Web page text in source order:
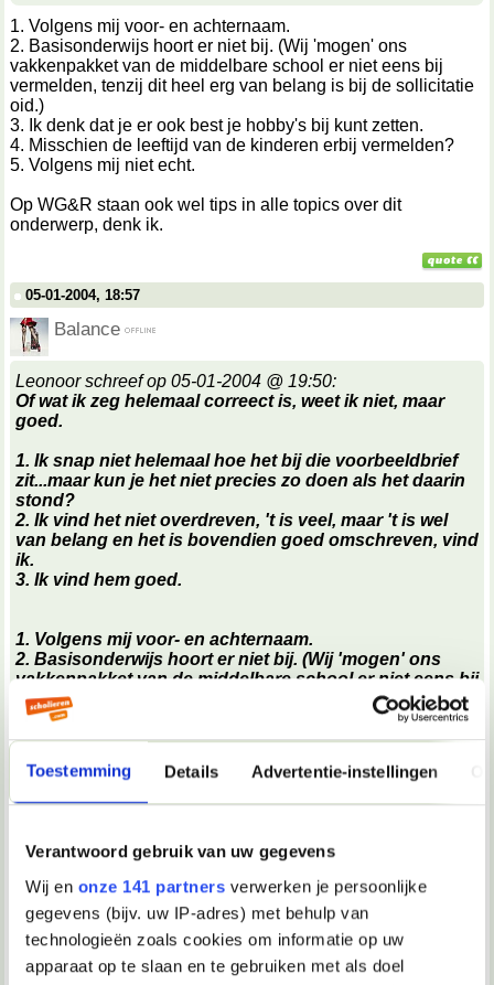
Toestemming Details Advertentie-instellingen
Verantwoord gebruik van uw gegevens
Wij en onze 141 partners verwerken je persoonlijke
gegevens (bijv. uw IP-adres) met behulp van
technologieën zoals cookies om informatie op uw
apparaat op te slaan en te gebruiken met als doel
1. Volgens mij voor- en achternaam.
2. Basisonderwijs hoort er niet bij. (Wij 'mogen' ons
vakkenpakket van de middelbare school er niet eens bij
vermelden, tenzij dit heel erg van belang is bij de sollicitatie
oid.)
3. Ik denk dat je er ook best je hobby's bij kunt zetten.
4. Misschien de leeftijd van de kinderen erbij vermelden?
5. Volgens mij niet echt.
Op WG&R staan ook wel tips in alle topics over dit
onderwerp, denk ik.
05-01-2004, 18:57
Balance
Leonoor schreef op 05-01-2004 @ 19:50:
Of wat ik zeg helemaal correect is, weet ik niet, maar
goed.
1. Ik snap niet helemaal hoe het bij die voorbeeldbrief
zit...maar kun je het niet precies zo doen als het daarin
stond?
2. Ik vind het niet overdreven, 't is veel, maar 't is wel
van belang en het is bovendien goed omschreven, vind
ik.
3. Ik vind hem goed.
1. Volgens mij voor- en achternaam.
2. Basisonderwijs hoort er niet bij. (Wij 'mogen' ons
vakkenpakket van de middelbare school er niet eens bij
vermelden, tenzij dit heel erg van belang is bij de
sollicitatie oid.)
3. Ik denk dat je er ook best je hobby's bij kunt zetten.
vermelden?
5. Volgens mij niet echt.
onderwerp, denk ik.
op wg&r heb ik al gekeken, maar het is dus vrij lastig dat
mijn voorbeeldbrief en de tips van daar niet echt overeen
komen
Over 1 van de sollicitatiebrief: